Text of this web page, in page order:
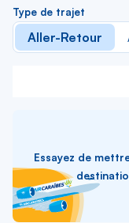
Type de trajet
Aller-Retour
Essayez de